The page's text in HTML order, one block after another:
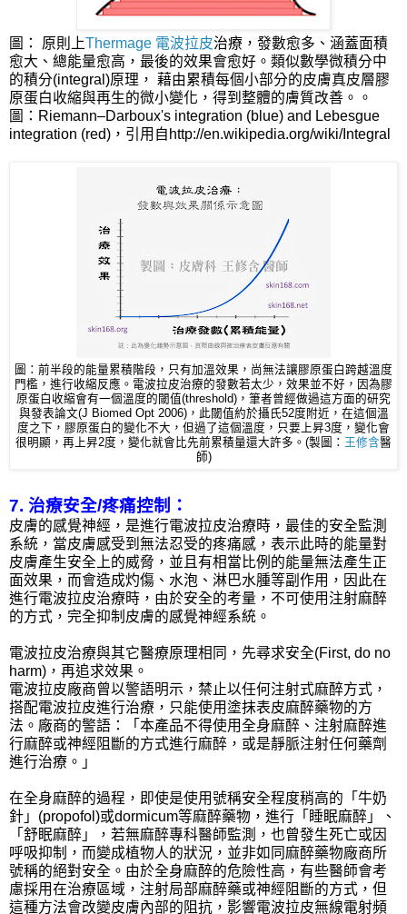
圖： 原則上Thermage 電波拉皮治療，發數愈多、涵蓋面積
愈大、總能量愈高，最後的效果會愈好。類似數學微積分中
的積分(integral)原理， 藉由累積每個小部分的皮膚真皮層膠
原蛋白收縮與再生的微小變化，得到整體的膚質改善。。
圖：Riemann–Darboux's integration (blue) and Lebesgue
integration (red)，引用自http://en.wikipedia.org/wiki/Integral
圖：前半段的能量累積階段，只有加溫效果，尚無法讓膠原蛋白跨越溫度
門檻，進行收縮反應。電波拉皮治療的發數若太少，效果並不好，因為膠
原蛋白收縮會有一個溫度的閾值(threshold)，筆者曾經做過這方面的研究
與發表論文(J Biomed Opt 2006)，此閾值約於攝氏52度附近，在這個溫
度之下，膠原蛋白的變化不大，但過了這個溫度，只要上昇3度，變化會
很明顯，再上昇2度，變化就會比先前累積量還大許多。(製圖： 王修含醫
師)
7. 治療安全/疼痛控制：
皮膚的感覺神經，是進行電波拉皮治療時，最佳的安全監測
系統，當皮膚感受到無法忍受的疼痛感，表示此時的能量對
皮膚產生安全上的威脅，並且有相當比例的能量無法產生正
面效果，而會造成灼傷、水泡、淋巴水腫等副作用，因此在
進行電波拉皮治療時，由於安全的考量，不可使用注射麻醉
的方式，完全抑制皮膚的感覺神經系統。
電波拉皮治療與其它醫療原理相同，先尋求安全(First, do no
harm)，再追求效果。
電波拉皮廠商曾以警語明示，禁止以任何注射式麻醉方式，
搭配電波拉皮進行治療，只能使用塗抹表皮麻醉藥物的方
法。廠商的警語：「本產品不得使用全身麻醉、注射麻醉進
行麻醉或神經阻斷的方式進行麻醉，或是靜脈注射任何藥劑
進行治療。」
在全身麻醉的過程，即使是使用號稱安全程度稍高的「牛奶
針」 (propofol)或dormicum等麻醉藥物，進行「睡眠麻醉」、
「舒眠麻醉」，若無麻醉專科醫師監測，也曾發生死亡或因
呼吸抑制，而變成植物人的狀況，並非如同麻醉藥物廠商所
號稱的絕對安全。由於全身麻醉的危險性高，有些醫師會考
慮採用在治療區域，注射局部麻醉藥或神經阻斷的方式，但
這種方法會改變皮膚內部的阻抗，影響電波拉皮無線電射頻